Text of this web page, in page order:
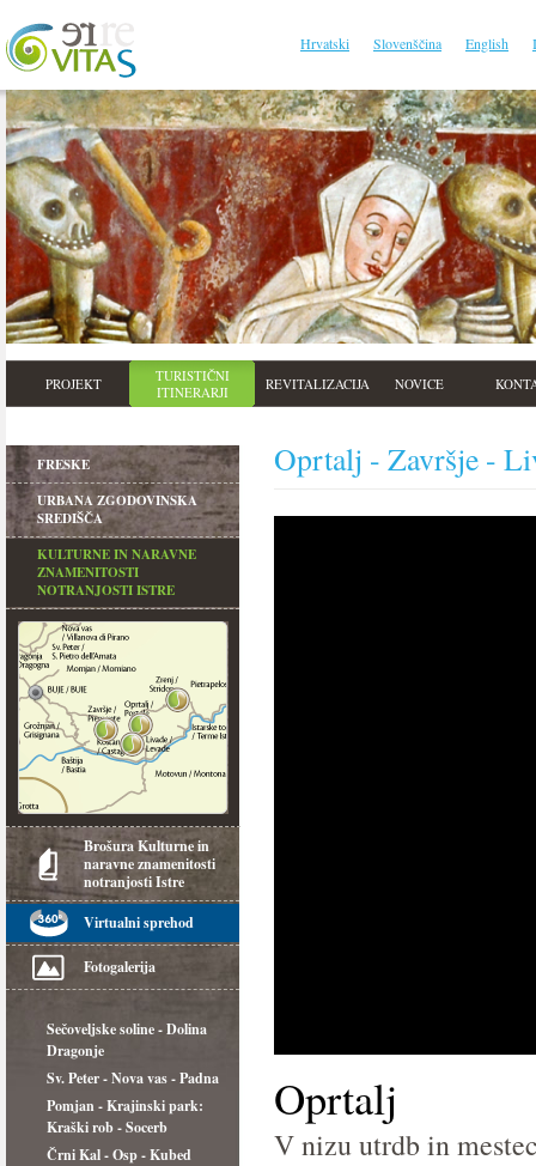
Hrvatski Slovenščina English
PROJEKT
TURISTIČNI
ITINERARJI
REVITALIZACIJA NOVICE
FRESKE
URBANA ZGODOVINSKA
SREDIŠČA
KULTURNE IN NARAVNE
ZNAMENITOSTI
NOTRANJOSTI ISTRE
Brošura Kulturne in
naravne znamenitosti
notranjosti Istre
Virtualni sprehod
Fotogalerija
Sečoveljske soline - Dolina
Dragonje
Sv. Peter - Nova vas - Padna
Pomjan - Krajinski park:
Kraški rob - Socerb
Črni Kal - Osp - Kubed
Oprtalj - Završje -
Oprtalj
V nizu utrdb in